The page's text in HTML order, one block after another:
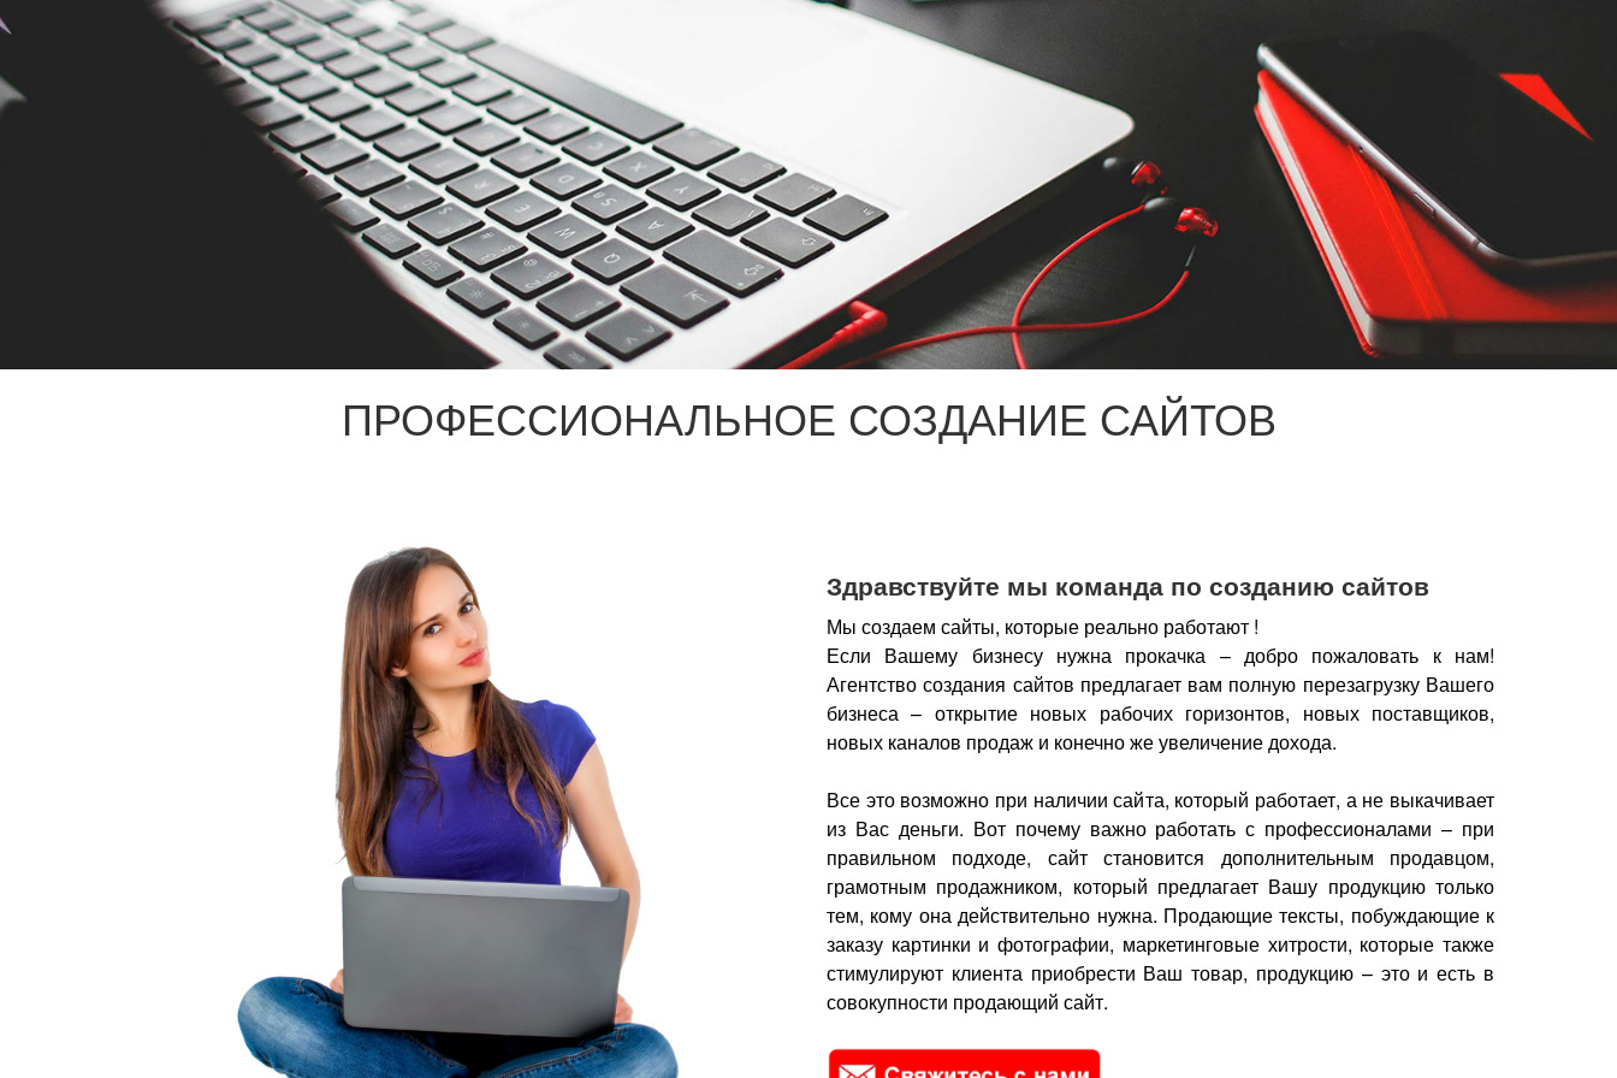
ПРОФЕССИОНАЛЬНОЕ СОЗДАНИЕ САЙТОВ
Здравствуйте мы команда по созданию сайтов
Мы создаем сайты, которые реально работают !
Если Вашему бизнесу нужна прокачка – добро пожаловать к нам!
Агентство создания сайтов предлагает вам полную перезагрузку Вашего
бизнеса – открытие новых рабочих горизонтов, новых поставщиков,
новых каналов продаж и конечно же увеличение дохода.
Все это возможно при наличии сайта, который работает, а не выкачивает
из Вас деньги. Вот почему важно работать с профессионалами – при
правильном подходе, сайт становится дополнительным продавцом,
грамотным продажником, который предлагает Вашу продукцию только
тем, кому она действительно нужна. Продающие тексты, побуждающие к
заказу картинки и фотографии, маркетинговые хитрости, которые также
стимулируют клиента приобрести Ваш товар, продукцию – это и есть в
совокупности продающий сайт.